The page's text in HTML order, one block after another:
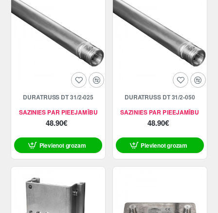
SAZINIES PAR PIEEJAMĪBU
DURATRUSS DT 31/2-025
48.90€
Pievienot grozam
SAZINIES PAR PIEEJAMĪBU
DURATRUSS DT 31/2-050
48.90€
Pievienot grozam